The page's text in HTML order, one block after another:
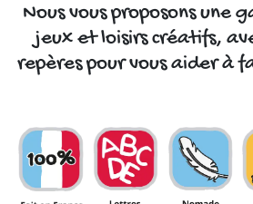
Nous vous proposons une
jeux et loisirs créatifs,
repères pour vous aider à